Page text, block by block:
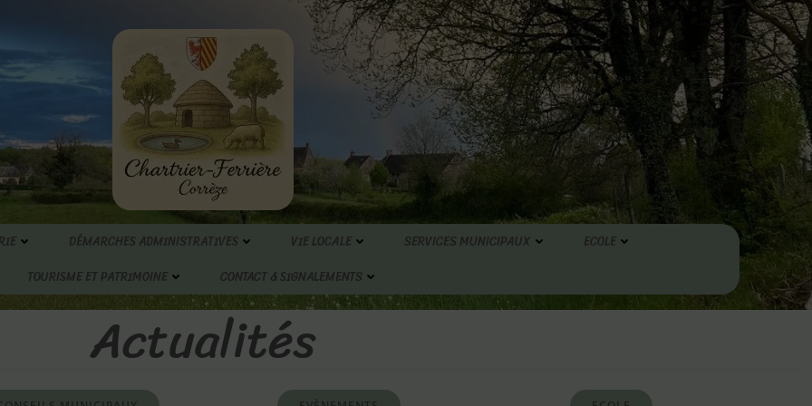
DÉMARCHES ADMINISTRATIVES VIE LOCALE SERVICES MUNICIPAUX
ECOLE
TOURISME ET PATRIMOINE
CONTACT & SIGNALEMENTS
Actualités